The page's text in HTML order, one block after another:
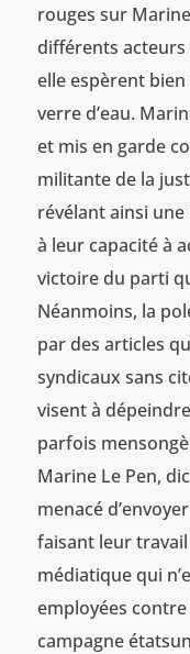
rouges sur
différents acteurs
elle espèrent
verre d’eau.
et mis en garde
militante de la
révélant ainsi
à leur capacité à
victoire du parti
Néanmoins, la
par des articles
syndicaux sans
visent à
parfois
Marine Le Pen,
menacé
faisant leur
médiatique qui
employées
campagne